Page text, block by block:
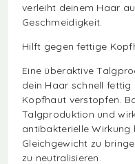
verleiht deinem Haar
Geschmeidigkeit.
Hilft gegen fettige
Eine überaktive
dein Haar schnell
Kopfhaut verstopfen.
Talgproduktion und
antibakterielle
Gleichgewicht zu
zu neutralisieren.